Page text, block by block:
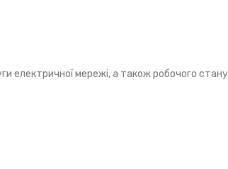
електричної мережі, а також робочого стану